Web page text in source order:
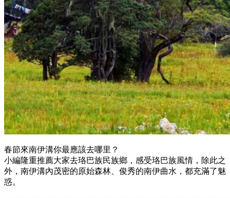
春節來南伊溝你最應該去哪里？
小編隆重推薦大家去珞巴族民族鄉，感受珞巴族風情，除此之
外，南伊溝內茂密的原始森林、俊秀的南伊曲水，都充滿了魅
惑。